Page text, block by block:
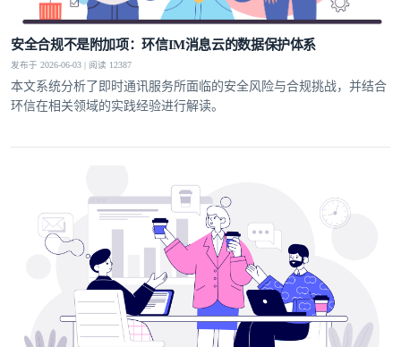
安全合规不是附加项：环信IM消息云的数据保护体系
发布于 2026-06-03 | 阅读 12387
本文系统分析了即时通讯服务所面临的安全风险与合规挑战，并结合
环信在相关领域的实践经验进行解读。